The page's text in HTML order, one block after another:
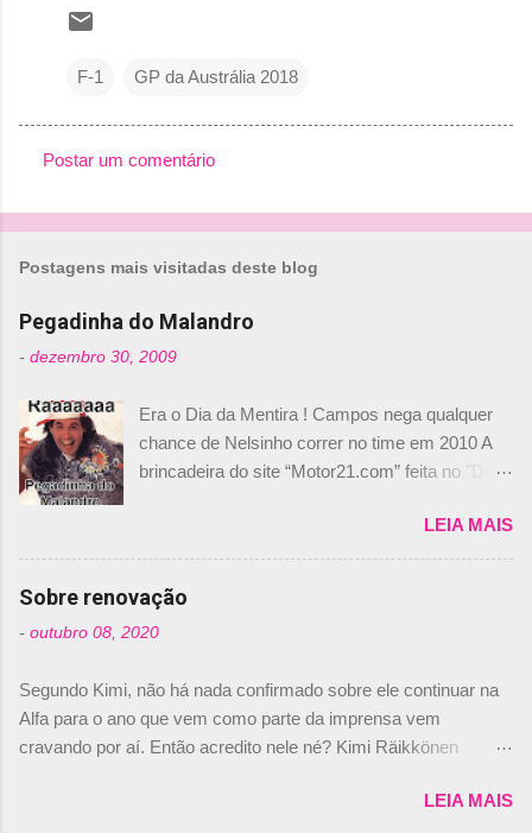
F-1 GP da Austrália 2018
o
n
t
r
i
o
Postar um comentário
Postagens mais visitadas deste blog
Pegadinha do Malandro
- dezembro 30, 2009
Era o Dia da Mentira ! Campos nega qualquer
chance de Nelsinho correr no time em 2010 A
brincadeira do site “Motor21.com” feita no "Día
de abril –, afirmando que Nelson Piquet havia
comprado 15% das ações da Campos, dando,
com isso, um lugar no time a Nelsinho Piquet,
foi esclarecida de uma vez por todas por
Daniele Audetto, diretor da escuderia. O
não será o companheiro de Bruno Senna em
2010. "Na verdade, nós recebemos uma oferta
de Piquet", admitiu Audetto. “Mas depois de ter
dois brasileiros”, explicou, dizendo ainda que
LEIA MAIS
Sobre renovação
- outubro 08, 2020
Segundo Kimi, não há nada confirmado sobre ele continuar na
Alfa para o ano que vem como parte da imprensa vem
cravando por aí. Então acredito nele né? Kimi Räikkönen
truth but I’ve never had an option in my contract so that’sLEIA MAIS